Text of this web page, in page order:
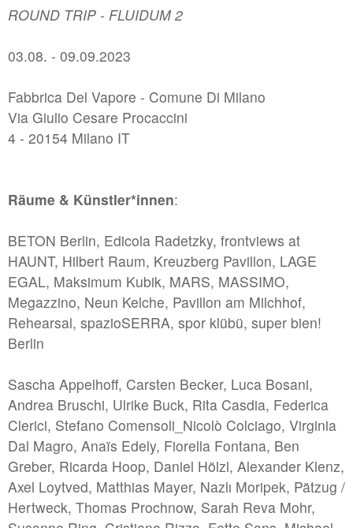
#1 | 2025 Moritz Danner
//related to fragment
#7 | 2024 Sofiia Yesakova
#6 | 2024 Philipp Röcker
#3 | 2024 Linda Lach
#2 | 2024 Susanne Kutter
#1 | 2024 Marta Kawecka / Rafał Smoliński
//related to flow
#7 | 2023 Benedikt Terwiel
#6 | 2023 Paetzug / Hertweck
#5 | 2023 Daniela Risch & Thomas Buts
#4 | 2023 Anna Lena Grau - Anna Mieves
#3 | 2023 Marita Bullmann/Simon Camatta:
#2 | 2023 Justina Los
#1 | 2023 Daniel Hölzl
ROUND TRIP - FLUIDUM 2
03.08. - 09.09.2023
Fabbrica Del Vapore - Comune Di Milano
Via Giulio Cesare Procaccini
4 - 20154 Milano IT
Räume & Künstler*innen:
BETON Berlin, Edicola Radetzky, frontviews at
HAUNT, Hilbert Raum, Kreuzberg Pavillon, LAGE
EGAL, Maksimum Kubik, MARS, MASSIMO,
Megazzino, Neun Kelche, Pavillon am Milchhof,
Rehearsal, spazioSERRA, spor klübü, super bien!
Berlin
Sascha Appelhoff, Carsten Becker, Luca Bosani,
Andrea Bruschi, Ulrike Buck, Rita Casdia, Federica
Clerici, Stefano Comensoli_Nicolò Colciago, Virginia
Dal Magro, Anaïs Edely, Fiorella Fontana, Ben
Greber, Ricarda Hoop, Daniel Hölzl, Alexander Klenz,
Axel Loytved, Matthias Mayer, Nazlı Moripek, Pätzug /
Hertweck, Thomas Prochnow, Sarah Reva Mohr,